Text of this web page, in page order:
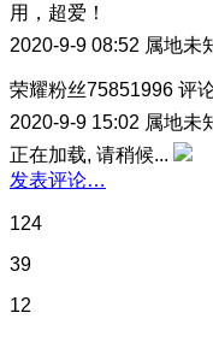
用，超爱！
2020-9-9 08:52 属地未
荣耀粉丝75851996 评
2020-9-9 15:02 属地未
正在加载, 请稍候...
发表评论…
124
39
12